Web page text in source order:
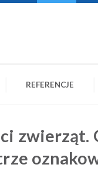
REFERENCJE
zwierząt.